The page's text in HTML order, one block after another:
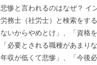
悲惨と言われるのはなぜ？ イ
労務士（社労士）と検索をす
ないからやめとけ」、「資格
「必要とされる職種があまり
年収が低くて悲惨」、「今後